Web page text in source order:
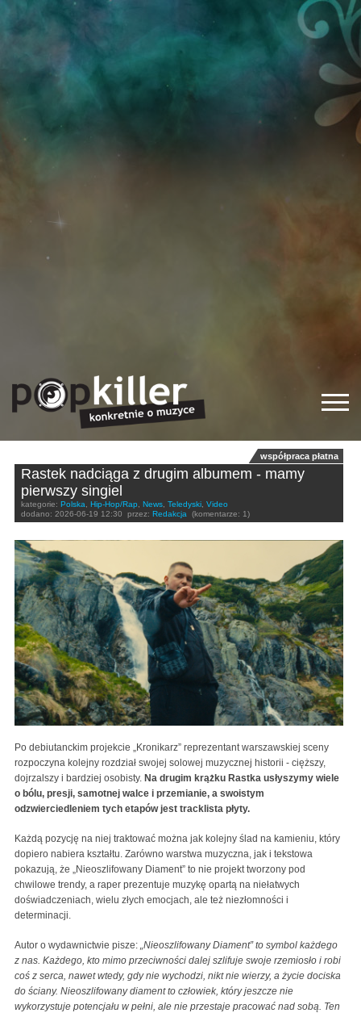
współpraca płatna
Rastek nadciąga z drugim albumem - mamy
pierwszy singiel
kategorie: Polska, Hip-Hop/Rap, News, Teledyski, Video
dodano: 2026-06-19 12:30 przez: Redakcja (komentarze: 1)
Po debiutanckim projekcie „Kronikarz” reprezentant warszawskiej sceny
rozpoczyna kolejny rozdział swojej solowej muzycznej historii - cięższy,
dojrzalszy i bardziej osobisty. Na drugim krążku Rastka usłyszymy wiele
o bólu, presji, samotnej walce i przemianie, a swoistym
odzwierciedleniem tych etapów jest tracklista płyty.
Każdą pozycję na niej traktować można jak kolejny ślad na kamieniu, który
dopiero nabiera kształtu. Zarówno warstwa muzyczna, jak i tekstowa
pokazują, że „Nieoszlifowany Diament” to nie projekt tworzony pod
chwilowe trendy, a raper prezentuje muzykę opartą na niełatwych
doświadczeniach, wielu złych emocjach, ale też niezłomności i
determinacji.
Autor o wydawnictwie pisze: „Nieoszlifowany Diament” to symbol każdego
z nas. Każdego, kto mimo przeciwności dalej szlifuje swoje rzemiosło i robi
coś z serca, nawet wtedy, gdy nie wychodzi, nikt nie wierzy, a życie dociska
do ściany. Nieoszlifowany diament to człowiek, który jeszcze nie
wykorzystuje potencjału w pełni, ale nie przestaje pracować nad sobą. Ten